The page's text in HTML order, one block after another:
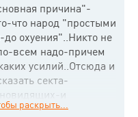
причина"-
что народ "простыми
охуения"..Никто не
всем надо-причем
усилий..Отсюда и
секта-
и
которых-
раскрыть...